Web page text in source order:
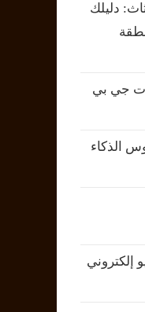
دليلك
جي بي
الذكاء
إلكتروني